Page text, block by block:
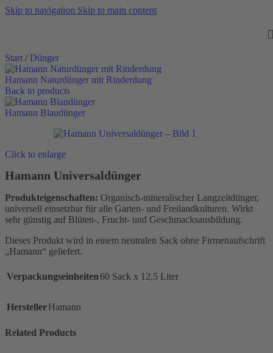
Skip to navigation Skip to main content
Start / Dünger
Hamann Naturdünger mit Rinderdung
Back to products
Hamann Blaudünger
Click to enlarge
Hamann Universaldünger
Produkteigenschaften: Organisch-mineralischer Langzeitdünger,
universell einsetzbar für alle Garten- und Freilandkulturen. Wirkt
sehr günstig auf Blüten-, Frucht- und Geschmacksausbildung.
Dieses Produkt wird in einem neutralen Sack ohne Firmenaufschrift
„Hamann“ geliefert.
Verpackungseinheiten 60 Sack x 12,5 Liter
HerstellerHamann
Related Products